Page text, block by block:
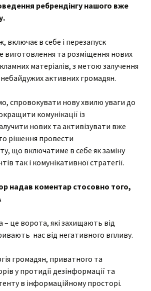
ребрендінгу нашого вже
.
включає в себе і перезапуск
виготовлення та розміщення нових
матеріалів, з метою залучення
небайдужих активних громадян.
спровокувати нову хвилю уваги до
комунікації із
нових та активізувати вже
рішення провести
що включатиме в себе як заміну
так і комунікативної стратегії.
надав коментар стосовно того,
– це ворота, які захищають від
нас від негативного впливу.
громадян, приватного та
у протидії дезінформації та
в інформаційному просторі.